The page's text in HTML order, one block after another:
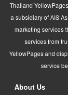
Thailand
a subsidiary of AIS
marketing services
services from
YellowPages and
service
About Us